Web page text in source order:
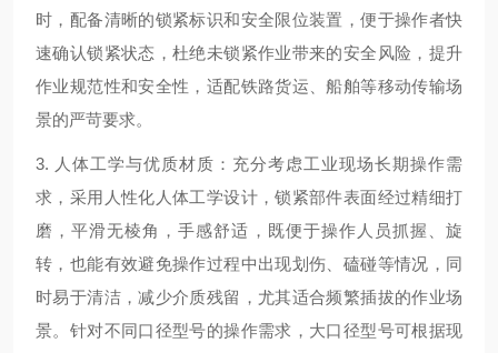
时，配备清晰的锁紧标识和安全限位装置，便于操作者快
速确认锁紧状态，杜绝未锁紧作业带来的安全风险，提升
作业规范性和安全性，适配铁路货运、船舶等移动传输场
景的严苛要求。
3. 人体工学与优质材质：充分考虑工业现场长期操作需
求，采用人性化人体工学设计，锁紧部件表面经过精细打
磨，平滑无棱角，手感舒适，既便于操作人员抓握、旋
转，也能有效避免操作过程中出现划伤、磕碰等情况，同
时易于清洁，减少介质残留，尤其适合频繁插拔的作业场
景。针对不同口径型号的操作需求，大口径型号可根据现